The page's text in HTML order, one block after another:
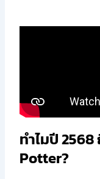
ทำไมปี
Potter?